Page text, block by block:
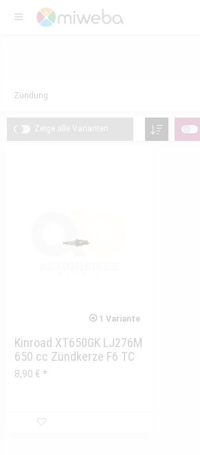
Zündung
Zeige alle Varianten
1 Variante
Kinroad XT650GK LJ276M
650 cc Zündkerze F6 TC
8,90 € *